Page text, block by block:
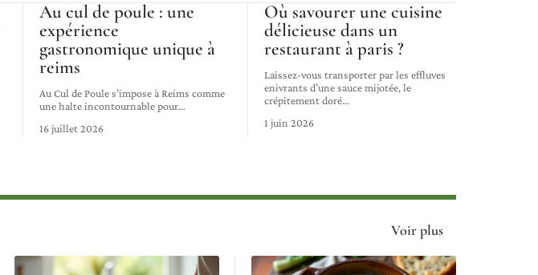
Au cul de poule : une
expérience
gastronomique unique à
reims
Au Cul de Poule s’impose à Reims comme
une halte incontournable pour…
16 juillet 2026
Où savourer une cuisine
délicieuse dans un
restaurant à paris ?
Laissez-vous transporter par les effluves
enivrants d’une sauce mijotée, le
crépitement doré…
1 juin 2026
Voir plus